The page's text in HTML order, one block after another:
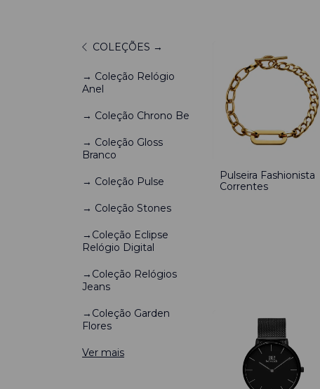
COLEÇÕES →
→ Coleção Relógio
Anel
→ Coleção Chrono Be
→ Coleção Gloss
Branco
→ Coleção Pulse
→ Coleção Stones
→Coleção Eclipse
Relógio Digital
→Coleção Relógios
Jeans
→Coleção Garden
Flores
Ver mais
Pulseira Fashionista
Correntes